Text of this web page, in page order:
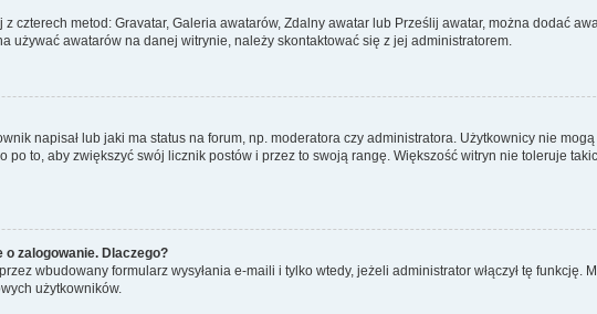
czterech metod: Gravatar, Galeria awatarów, Zdalny awatar lub Prześlij awatar, można dodać
awatarów na danej witrynie, należy skontaktować się z jej administratorem.
napisał lub jaki ma status na forum, np. moderatora czy administratora. Użytkownicy nie
to, aby zwiększyć swój licznik postów i przez to swoją rangę. Większość witryn nie toleruje
zalogowanie. Dlaczego?
wbudowany formularz wysyłania e-maili i tylko wtedy, jeżeli administrator włączył tę funkcję.
użytkowników.